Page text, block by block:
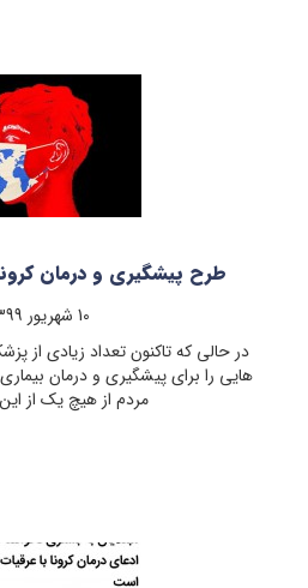
طرح پیشگیری و درمان
10 شهريور 1399
در حالی که تاکنون تعداد زیادی از
هایی را برای پیشگیری و درمان بیماری
مردم از هیچ یک از